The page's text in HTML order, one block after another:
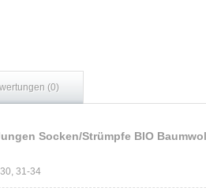
(0)
Socken/Strümpfe BIO
31-34